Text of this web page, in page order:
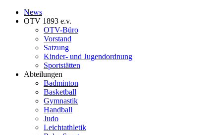
News
OTV 1893 e.v.
OTV-Büro
Vorstand
Satzung
Kinder- und Jugendordnung
Sportstätten
Abteilungen
Badminton
Basketball
Gymnastik
Handball
Judo
Leichtathletik